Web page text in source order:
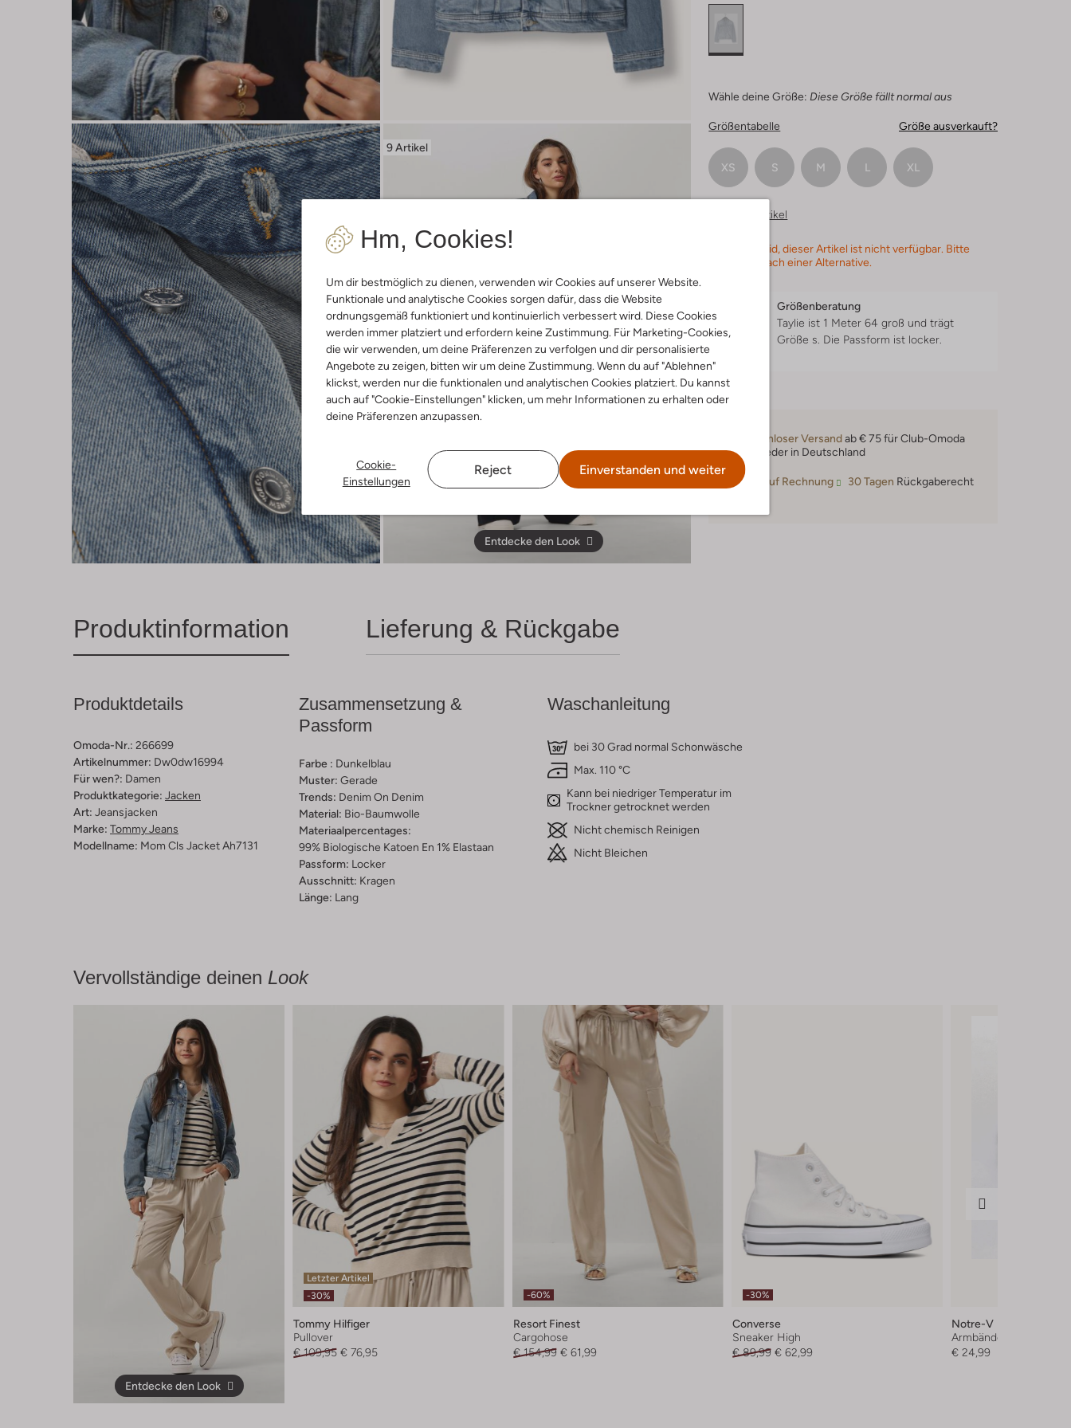
Hm, Cookies!
Um dir bestmöglich zu dienen, verwenden wir Cookies auf unserer Website.
Funktionale und analytische Cookies sorgen dafür, dass die Website
ordnungsgemäß funktioniert und kontinuierlich verbessert wird. Diese Cookies
werden immer platziert und erfordern keine Zustimmung. Für Marketing-Cookies,
die wir verwenden, um deine Präferenzen zu verfolgen und dir personalisierte
Angebote zu zeigen, bitten wir um deine Zustimmung. Wenn du auf "Ablehnen"
klickst, werden nur die funktionalen und analytischen Cookies platziert. Du kannst
auch auf "Cookie-Einstellungen" klicken, um mehr Informationen zu erhalten oder
deine Präferenzen anzupassen.
Cookie-
Einstellungen
Reject Einverstanden und weiter
9 Artikel
Entdecke den Look
Wähle deine Größe: Diese Größe fällt normal aus
Größentabelle Größe ausverkauft?
XS S M L XL
Ähnliche Artikel
Es tut uns leid, dieser Artikel ist nicht verfügbar. Bitte
suchst du nach einer Alternative.
Größenberatung
Taylie ist 1 Meter 64 groß und trägt
Größe s. Die Passform ist locker.
Kostenloser Versandab € 75 für Club-Omoda
Mitglieder in Deutschland
Kauf auf Rechnung 30 Tagen Rückgaberecht
Produktinformation Lieferung & Rückgabe
Produktdetails
Omoda-Nr.: 266699
Artikelnummer: Dw0dw16994
Für wen?: Damen
Produktkategorie: Jacken
Art: Jeansjacken
Marke: Tommy Jeans
Modellname: Mom Cls Jacket Ah7131
Zusammensetzung &
Passform
Farbe : Dunkelblau
Muster: Gerade
Trends: Denim On Denim
Material: Bio-Baumwolle
Materiaalpercentages:
99% Biologische Katoen En 1% Elastaan
Passform: Locker
Ausschnitt: Kragen
Länge: Lang
Waschanleitung
bei 30 Grad normal Schonwäsche
Max. 110 °C
Kann bei niedriger Temperatur im
Trockner getrocknet werden
Nicht chemisch Reinigen
Nicht Bleichen
Vervollständige deinen Look
Entdecke den Look
Letzter Artikel
-30%
Tommy Hilfiger
Pullover
€ 109,95 € 76,95
-60%
Resort Finest
Cargohose
€ 154,99 € 61,99
-30%
Converse
Sneaker High
€ 89,99 € 62,99
Notre-V
Armbänder
€ 24,99